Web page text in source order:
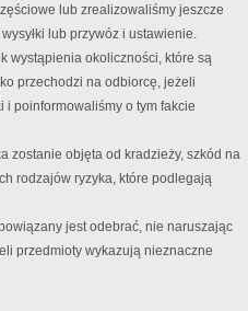
lub zrealizowaliśmy jeszcze
lub przywóz i ustawienie.
wystąpienia okoliczności, które są
przechodzi na odbiorcę, jeżeli
i poinformowaliśmy o tym fakcie
zostanie objęta od kradzieży, szkód na
rodzajów ryzyka, które podlegają
jest odebrać, nie naruszając
przedmioty wykazują nieznaczne